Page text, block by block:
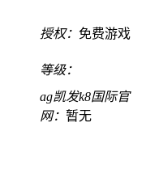
授权： 免费游戏
等级：
ag凯发k8国际官
网： 暂无